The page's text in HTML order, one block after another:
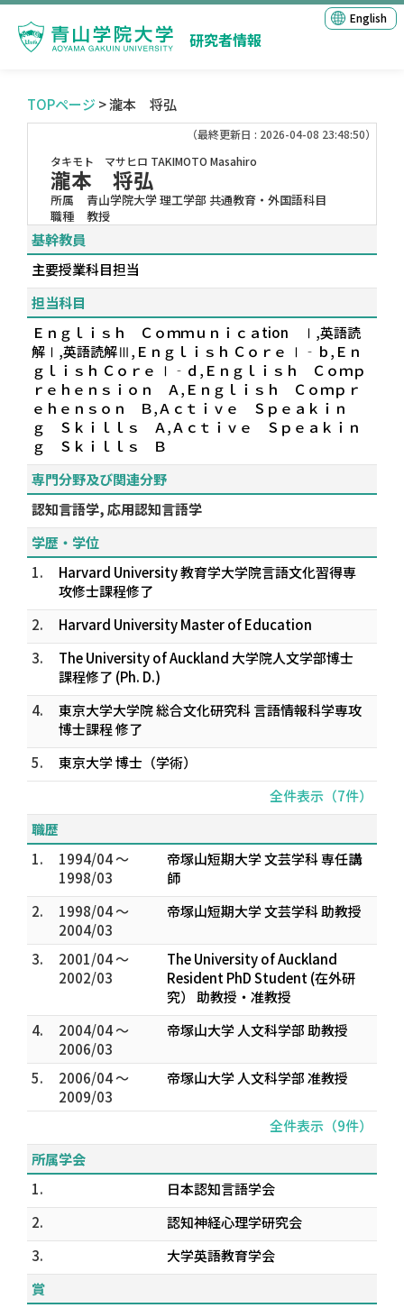
研究者情報
English
TOPページ > 瀧本 将弘
（最終更新日 : 2026-04-08 23:48:50）
タキモト マサヒロ TAKIMOTO Masahiro
瀧本 将弘
所属
青山学院大学 理工学部 共通教育・外国語科目
職種
教授
基幹教員
主要授業科目担当
担当科目
Ｅｎｇｌｉｓｈ Ｃｏｍｍｕｎｉｃａtion Ⅰ,英語読
解Ⅰ,英語読解Ⅲ,Ｅｎｇｌｉｓｈ Ｃｏｒｅ Ⅰ‐ｂ,Ｅｎ
ｇｌｉｓｈ Ｃｏｒｅ Ⅰ‐ｄ,Ｅｎｇｌｉｓｈ Ｃｏｍｐ
ｒｅｈｅｎｓｉｏｎ Ａ,Ｅｎｇｌｉｓｈ Ｃｏｍｐｒ
ｅｈｅｎｓｏｎ Ｂ,Ａｃｔｉｖｅ Ｓｐｅａｋｉｎ
ｇ Ｓｋｉｌｌｓ Ａ,Ａｃｔｉｖｅ Ｓｐｅａｋｉｎ
ｇ Ｓｋｉｌｌｓ Ｂ
専門分野及び関連分野
認知言語学, 応用認知言語学
学歴・学位
1.
Harvard University 教育学大学院言語文化習得専
攻修士課程修了
2.
Harvard University Master of Education
3.
The University of Auckland 大学院人文学部博士
課程修了 (Ph. D.)
4.
東京大学大学院 総合文化研究科 言語情報科学専攻
博士課程 修了
5.
東京大学 博士（学術）
全件表示（7件）
職歴
1.
1994/04 ～
1998/03
帝塚山短期大学 文芸学科 専任講
師
2.
1998/04 ～
2004/03
帝塚山短期大学 文芸学科 助教授
3.
2001/04 ～
2002/03
The University of Auckland
Resident PhD Student (在外研
究） 助教授・准教授
4.
2004/04 ～
2006/03
帝塚山大学 人文科学部 助教授
5.
2006/04 ～
2009/03
帝塚山大学 人文科学部 准教授
全件表示（9件）
所属学会
1.
日本認知言語学会
2.
認知神経心理学研究会
3.
大学英語教育学会
賞